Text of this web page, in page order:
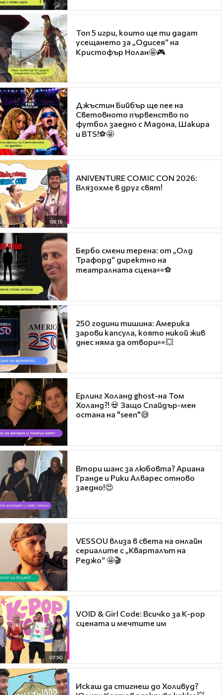
Топ 5 игри, които ще ти дадат
усещането за „Одисея“ на
Кристофър Нолан🤩🎮
Джъстин Бийбър ще пее на
Световното първенство по
футбол заедно с Мадона, Шакира
и BTS!⚽🤩
08:16
ANIVENTURE COMIC CON 2026:
Влязохме в друг свят!
Бербо смени терена: от „Олд
Трафорд“ директно на
театралната сцена👀⚽
250 години тишина: Америка
зарови капсула, която никой жив
днес няма да отвори👀💥
Ерлинг Холанд ghost-на Том
Холанд?! 💀 Защо Спайдър-мен
остана на "seen"😅
Втори шанс за любовта? Ариана
Гранде и Рики Алварес отново
заедно!😍
VESSOU влиза в света на онлайн
сериалите с „Кварталът на
Реджо“ 🤩🎬
07:50
VOID & Girl Code: Всичко за K-pop
сцената и мечтите им
Искаш да стигнеш до Холивуд?